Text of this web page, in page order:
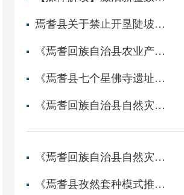
焉耆县关于禁止开垦陡坡地范围的公告政策解读
《焉耆回族自治县农业产业化重点龙头企业认定和运行监测管理办法》政策解读（视频）
《焉耆县七个星佛寺遗址保护管理暂行办法》政策解读（视频）
《焉耆回族自治县自然灾害救助应急预案》政策解读
《焉耆回族自治县自然灾害救助应急预案》政策解读（视频）
《焉耆县孜然套种模式推广应用补贴方案》政策解读